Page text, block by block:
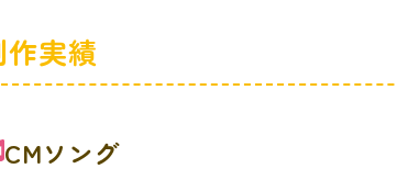
作実績
CMソング